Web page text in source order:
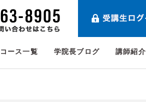
ース一覧 学院長ブログ 講師紹介